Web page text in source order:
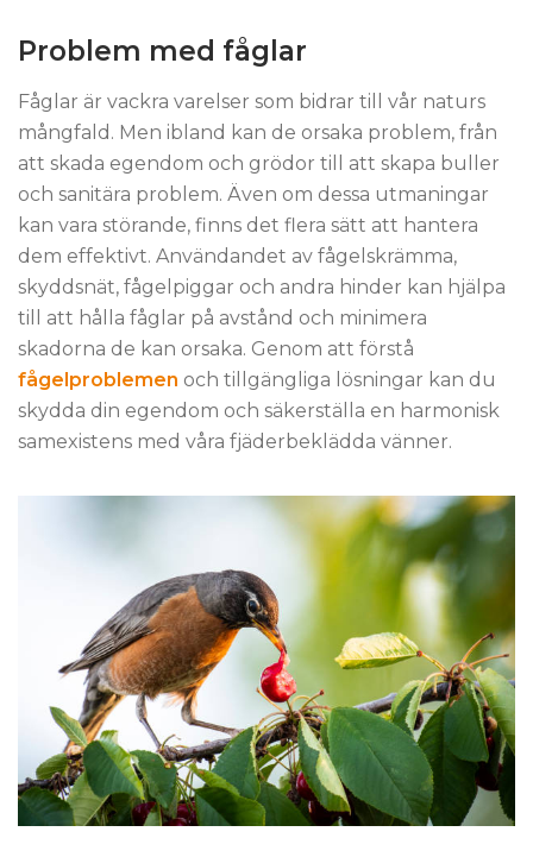
Problem med fåglar
Fåglar är vackra varelser som bidrar till vår naturs
mångfald. Men ibland kan de orsaka problem, från
att skada egendom och grödor till att skapa buller
och sanitära problem. Även om dessa utmaningar
kan vara störande, finns det flera sätt att hantera
dem effektivt. Användandet av fågelskrämma,
skyddsnät, fågelpiggar och andra hinder kan hjälpa
till att hålla fåglar på avstånd och minimera
skadorna de kan orsaka. Genom att förstå
fågelproblemen och tillgängliga lösningar kan du
skydda din egendom och säkerställa en harmonisk
samexistens med våra fjäderbeklädda vänner.